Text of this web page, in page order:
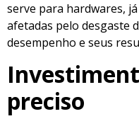
serve para hardwares,
afetadas pelo desgaste
desempenho e seus
preciso